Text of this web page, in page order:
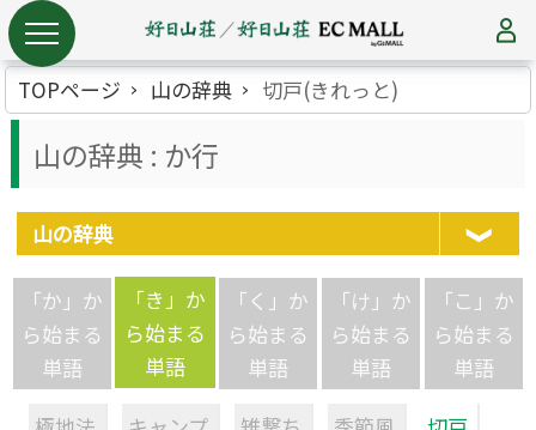
TOPページ 山の辞典 切戸(きれっと)
山の辞典 : か行
山の辞典
「か」か
ら始まる
単語
「き」か
ら始まる
単語
「く」か
ら始まる
単語
「け」か
ら始まる
単語
「こ」か
ら始まる
単語